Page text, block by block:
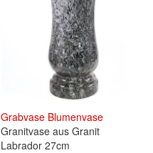
Grabvase Blumenvase
Granitvase aus Granit
Labrador 27cm